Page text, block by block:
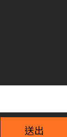
送出